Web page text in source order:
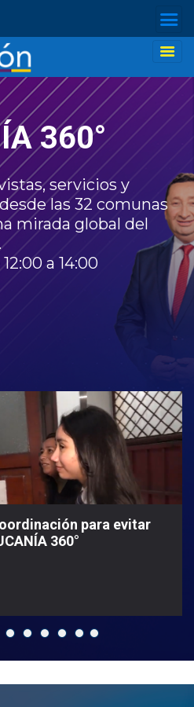
360°
servicios y
las 32 comunas
mirada global del
a 14:00
para evitar
360°